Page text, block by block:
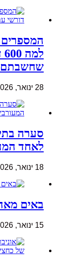
28 ינואר, 2026
סערה
לאחד
18 ינואר, 2026
באים
15 ינואר, 2026